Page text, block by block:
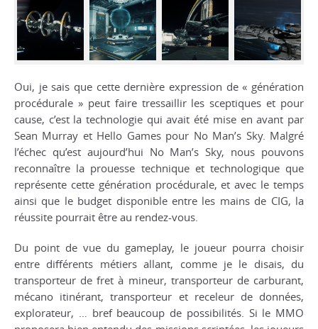
Oui, je sais que cette dernière expression de « génération
procédurale » peut faire tressaillir les sceptiques et pour
cause, c’est la technologie qui avait été mise en avant par
Sean Murray et Hello Games pour No Man’s Sky. Malgré
l’échec qu’est aujourd’hui No Man’s Sky, nous pouvons
reconnaître la prouesse technique et technologique que
représente cette génération procédurale, et avec le temps
ainsi que le budget disponible entre les mains de CIG, la
réussite pourrait être au rendez-vous.
Du point de vue du gameplay, le joueur pourra choisir
entre différents métiers allant, comme je le disais, du
transporteur de fret à mineur, transporteur de carburant,
mécano itinérant, transporteur et receleur de données,
explorateur, … bref beaucoup de possibilités. Si le MMO